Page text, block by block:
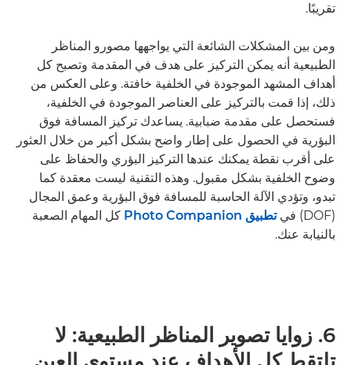
تقريبًا.
ومن بين المشكلات الشائعة التي يواجهها مصورو المناظر
الطبيعية أنه يمكن التركيز على هدف في المقدمة وتصبح كل
أهداف المشهد الموجودة في الخلفية خافتة. وعلى العكس من
ذلك، إذا قمت بالتركيز على العناصر الموجودة في الخلفية،
فستحصل على مقدمة ضبابية. يساعدك تركيز المسافة فوق
البؤرية في الحصول على إطار واضح بشكل أكبر من خلال العثور
على أقرب نقطة يمكنك عندها التركيز البؤري والحفاظ على
وضوح الخلفية بشكل مقبول. وهذه التقنية ليست معقدة كما
تبدو، وتؤدي الآلة الحاسبة للمسافة فوق البؤرية وعمق المجال
(DOF) في
تطبيق Photo Companion
كل المهام الصعبة
بالنيابة عنك.
6. زوايا تصوير المناظر الطبيعية: لا